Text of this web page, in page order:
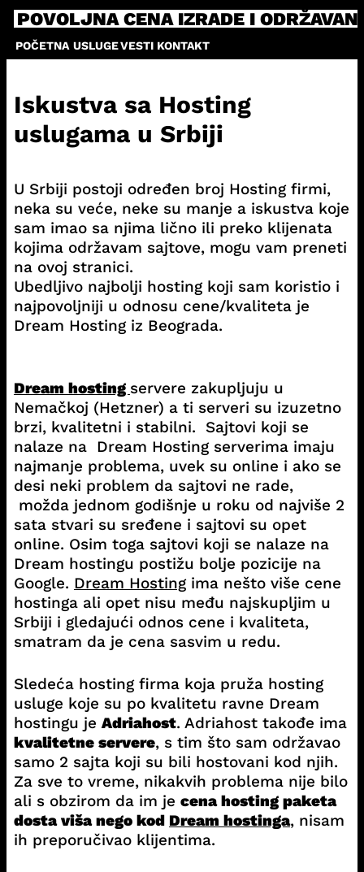
Skip
content
POVOLJNA CENA IZRADE I
POČETNA USLUGEVESTI KONTAKT
Iskustva sa Hosting
uslugama u Srbiji
​U Srbiji postoji određen broj Hosting firmi,
neka su veće, neke su manje a iskustva koje
sam imao sa njima lično ili preko klijenata
kojima održavam sajtove, mogu vam preneti
na ovoj stranici.
Ubedljivo najbolji hosting koji sam koristio i
najpovoljniji u odnosu cene/kvaliteta je
Dream Hosting iz Beograda.
Dream hosting servere zakupljuju u
Nemačkoj (Hetzner) a ti serveri su izuzetno
brzi, kvalitetni i stabilni. Sajtovi koji se
nalaze na Dream Hosting serverima imaju
najmanje problema, uvek su online i ako se
desi neki problem da sajtovi ne rade,
možda jednom godišnje u roku od najviše 2
sata stvari su sređene i sajtovi su opet
online. Osim toga sajtovi koji se nalaze na
Dream hostingu postižu bolje pozicije na
Google. Dream Hostingima nešto više cene
hostinga ali opet nisu među najskupljim u
Srbiji i gledajući odnos cene i kvaliteta,
smatram da je cena sasvim u redu.
Sledeća hosting firma koja pruža hosting
usluge koje su po kvalitetu ravne Dream
hostingu je Adriahost. Adriahost takođe ima
kvalitetne servere, s tim što sam održavao
samo 2 sajta koji su bili hostovani kod njih.
Za sve to vreme, nikakvih problema nije bilo
ali s obzirom da im je cena hosting paketa
dosta viša nego kod Dream hostinga, nisam
ih preporučivao klijentima.